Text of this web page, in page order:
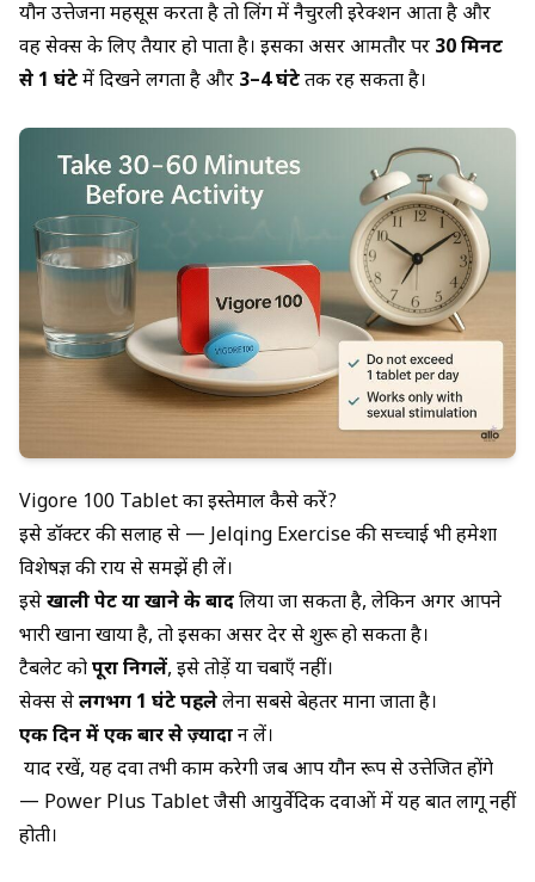
यौन उत्तेजना महसूस करता है तो लिंग में नैचुरली इरेक्शन आता है और
वह सेक्स के लिए तैयार हो पाता है। इसका असर आमतौर पर 30 मिनट
से 1 घंटेमें दिखने लगता है और 3–4 घंटेतक रह सकता है।
Vigore 100 Tablet का इस्तेमाल कैसे करें?
इसे डॉक्टर की सलाह से — Jelqing Exercise की सच्चाईभी हमेशा
विशेषज्ञ की राय से समझें ही लें।
इसेखाली पेट या खाने के बादलिया जा सकता है, लेकिन अगर आपने
भारी खाना खाया है, तो इसका असर देर से शुरू हो सकता है।
टैबलेट कोपूरा निगलें, इसे तोड़ें या चबाएँ नहीं।
सेक्स सेलगभग 1 घंटे पहलेलेना सबसे बेहतर माना जाता है।
एक दिन में एक बार से ज़्यादान लें।
याद रखें, यह दवा तभी काम करेगी जब आप यौन रूप से उत्तेजित होंगे
— Power Plus Tabletजैसी आयुर्वेदिक दवाओं में यह बात लागू नहीं
होती।